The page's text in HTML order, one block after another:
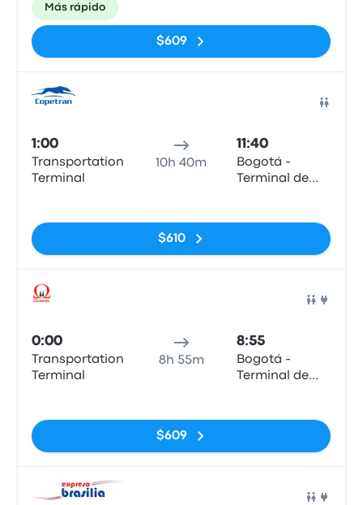
Más rápido
$609
1:00
Transportation
Terminal
10h 40m
11:40
Bogotá -
Terminal de
$610
0:00
Transportation
Terminal
8h 55m
8:55
Bogotá -
Terminal de
$609